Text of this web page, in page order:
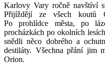
Karlovy Vary ročně navštíví
Přijíždějí ze všech koutů
Po prohlídce města, po
procházkách po okolních
snědli něco dobrého a
destiláty. Všechna přání jim
Orion.